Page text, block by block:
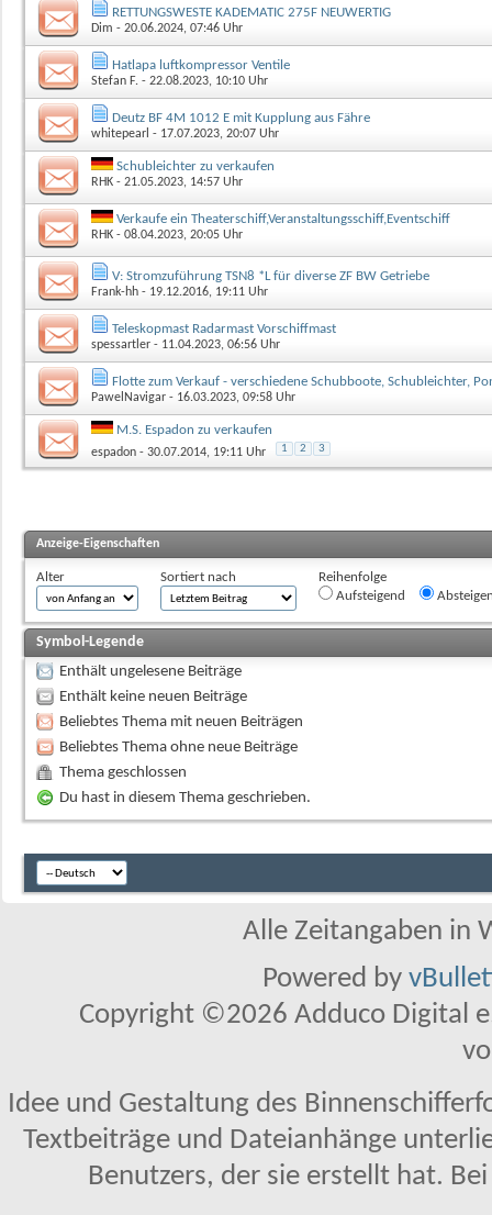
RETTUNGSWESTE KADEMATIC 275F NEUWERTIG
Dim - 20.06.2024, 07:46 Uhr
Hatlapa luftkompressor Ventile
Stefan F. - 22.08.2023, 10:10 Uhr
Deutz BF 4M 1012 E mit Kupplung aus Fähre
whitepearl - 17.07.2023, 20:07 Uhr
Schubleichter zu verkaufen
RHK - 21.05.2023, 14:57 Uhr
Verkaufe ein Theaterschiff,Veranstaltungsschiff,Eventschiff
RHK - 08.04.2023, 20:05 Uhr
V: Stromzuführung TSN8 *L für diverse ZF BW Getriebe
Frank-hh - 19.12.2016, 19:11 Uhr
Teleskopmast Radarmast Vorschiffmast
spessartler - 11.04.2023, 06:56 Uhr
Flotte zum Verkauf - verschiedene Schubboote, Schubleichter,
PawelNavigar - 16.03.2023, 09:58 Uhr
M.S. Espadon zu verkaufen
espadon - 30.07.2014, 19:11 Uhr 1 2 3
Anzeige-Eigenschaften
Alter Sortiert nach
Reihenfolge
Aufsteigend
Symbol-Legende
Enthält ungelesene Beiträge
Enthält keine neuen Beiträge
Beliebtes Thema mit neuen Beiträgen
Beliebtes Thema ohne neue Beiträge
Thema geschlossen
Du hast in diesem Thema geschrieben.
Alle Zeitangaben in
Powered by
Copyright ©2026 Adduco Digital
Idee und Gestaltung des
Textbeiträge und Dateianhänge
Benutzers, der sie erstellt hat.